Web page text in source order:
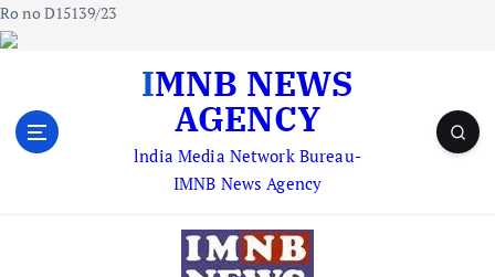
Ro no D15139/23
IMNB NEWS
AGENCY
lndia Media Network Bureau-
IMNB News Agency